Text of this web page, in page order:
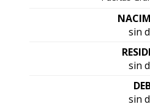
sin
sin
sin